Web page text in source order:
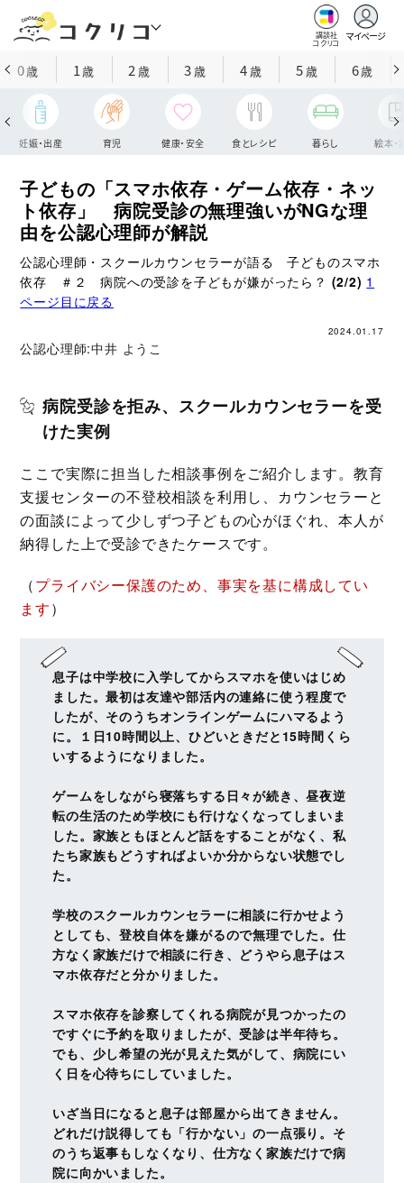
講談社
コクリコ
マイページ
0歳 1歳 2 歳 3歳 4歳 5歳 6歳
妊娠・出産 育児 健康・安全 食とレシピ 暮らし 絵本・
子どもの「スマホ依存・ゲーム依存・ネッ
ト依存」 病院受診の無理強いがNGな理
由を公認心理師が解説
公認心理師・スクールカウンセラーが語る 子どものスマホ
依存 ＃２ 病院への受診を子どもが嫌がったら？ (2/2) 1
ページ目に戻る
2024.01.17
公認心理師:中井 ようこ
病院受診を拒み、スクールカウンセラーを受
けた実例
ここで実際に担当した相談事例をご紹介します。教育
支援センターの不登校相談を利用し、カウンセラーと
の面談によって少しずつ子どもの心がほぐれ、本人が
納得した上で受診できたケースです。
（プライバシー保護のため、事実を基に構成してい
ます）
息子は中学校に入学してからスマホを使いはじめ
ました。最初は友達や部活内の連絡に使う程度で
したが、そのうちオンラインゲームにハマるよう
に。１日10時間以上、ひどいときだと15時間くら
いするようになりました。
ゲームをしながら寝落ちする日々が続き、昼夜逆
転の生活のため学校にも行けなくなってしまいま
した。家族ともほとんど話をすることがなく、私
たち家族もどうすればよいか分からない状態でし
た。
学校のスクールカウンセラーに相談に行かせよう
としても、登校自体を嫌がるので無理でした。仕
方なく家族だけで相談に行き、どうやら息子はス
マホ依存だと分かりました。
スマホ依存を診察してくれる病院が見つかったの
ですぐに予約を取りましたが、受診は半年待ち。
でも、少し希望の光が見えた気がして、病院にい
く日を心待ちにしていました。
いざ当日になると息子は部屋から出てきません。
どれだけ説得しても「行かない」の一点張り。そ
のうち返事もしなくなり、仕方なく家族だけで病
院に向かいました。